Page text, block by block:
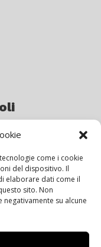
come i cookie
del dispositivo. Il
elaborare dati come il
sito. Non
su alcune
via la quinta
IL GIALLONE